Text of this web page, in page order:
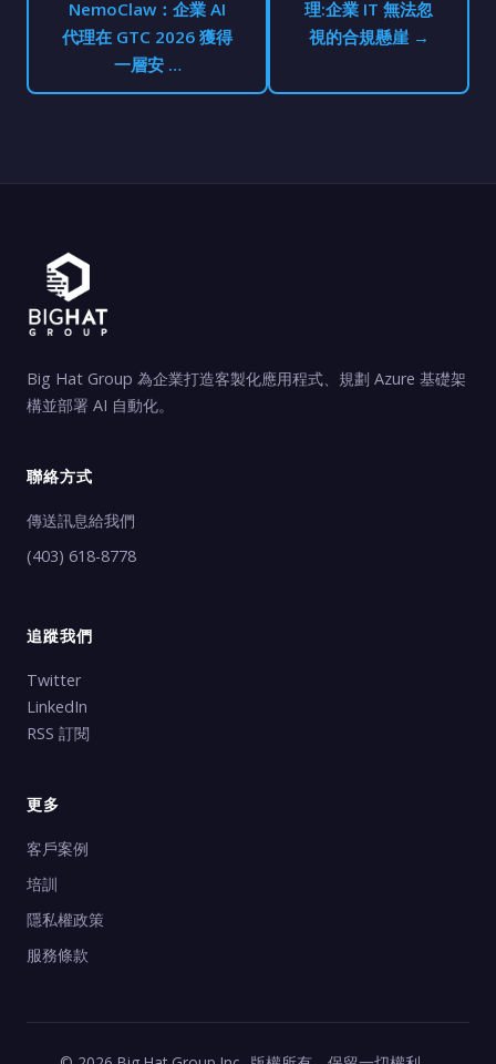
NemoClaw：企業 AI
代理在 GTC 2026 獲得
一層安 …
理:企業 IT 無法忽
視的合規懸崖 →
Big Hat Group 為企業打造客製化應用程式、規劃 Azure 基礎架
構並部署 AI 自動化。
聯絡方式
傳送訊息給我們
(403) 618-8778
追蹤我們
Twitter
LinkedIn
RSS 訂閱
更多
客戶案例
培訓
隱私權政策
服務條款